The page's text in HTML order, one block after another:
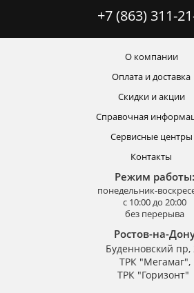
+7 (863) 311-
О компании
Оплата и доставка
Скидки и акции
Справочная
Сервисные центры
Контакты
Режим работы:
понедельник-
с 10:00 до 20:00
без перерыва
Ростов-на-
Буденновский пр,
ТРК "Мегамаг",
ТРК "Горизонт"